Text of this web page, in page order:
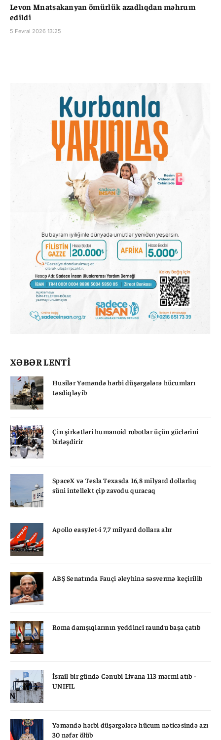
Levon Mnatsakanyan ömürlük azadlıqdan məhrum
edildi
5 Fevral 2026 13:25
XƏBƏR LENTİ
Husilər Yəməndə hərbi düşərgələrə hücumları
təsdiqləyib
Çin şirkətləri humanoid robotlar üçün güclərini
birləşdirir
SpaceX və Tesla Texasda 16,8 milyard dollarlıq
süni intellekt çip zavodu quracaq
Apollo easyJet-i 7,7 milyard dollara alır
ABŞ Senatında Fauçi əleyhinə səsvermə keçirilib
Roma danışıqlarının yeddinci raundu başa çatıb
İsrail bir gündə Cənubi Livana 113 mərmi atıb -
UNIFIL
Yəməndə hərbi düşərgələrə hücum nəticəsində azı
30 nəfər ölüb